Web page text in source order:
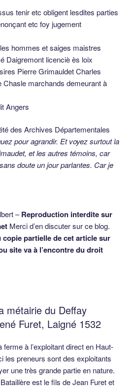
tenir etc obligent lesdites parties
etc foy jugement
hommes et saiges maistres
Daigremont licenciè ès loix
Pierre Grimauldet Charles
Chasle marchands demeurant à
Angers
des Archives Départementales
pour agrandir. Et voyez surtout la
et les autres témoins, car
doute un jour parlantes. Car je
–Reproduction interdite sur
Merci d’en discuter sur ce blog.
partielle de cet article sur
site va à l’encontre du droit
métairie du Deffay
Furet, Laigné 1532
à l’exploitant direct en Haut-
les preneurs sont des exploitants
une très grande partie en nature.
est le fils de Jean Furet et